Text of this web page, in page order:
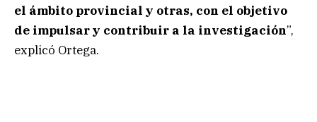
el ámbito provincial y otras, con el objetivo
de impulsar y contribuir a la investigación”,
explicó Ortega.